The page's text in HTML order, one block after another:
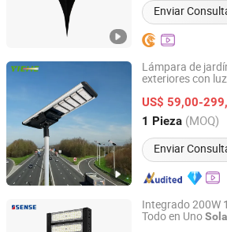
Enviar
Lámpara de
exteriores con luz
US$ 59,00-
1 Pieza (MOQ)
Enviar
Zhongshan Yihe Lighting Co., Ltd
Guangdong, China Desde
Integrado 200W
Todo en Uno
Dongguan Sense Lighting Technology